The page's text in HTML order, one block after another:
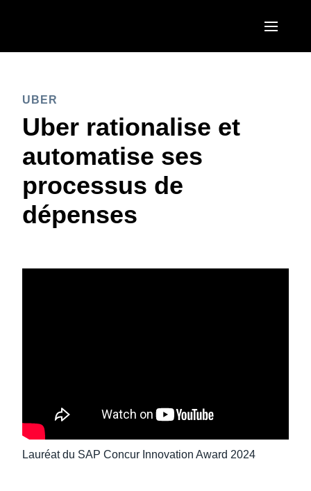
Canada (English)
Canada (Français)
México (Español)
Brasil (Português)
France (Français)
Deutschland (Deutsch)
Italia (Italiano)
Norway (English)
ASIA PACIFIC
Australia (English)
UBER
Uber rationalise et
automatise ses
processus de
dépenses
Lauréat du SAP Concur Innovation Award 2024